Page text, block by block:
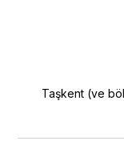
Taşkent (ve